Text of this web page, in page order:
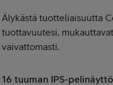
Älykästä tuotteliaisuutta
tuottavuutesi,
vaivattomasti.
16 tuuman IPS-pelinäyttö